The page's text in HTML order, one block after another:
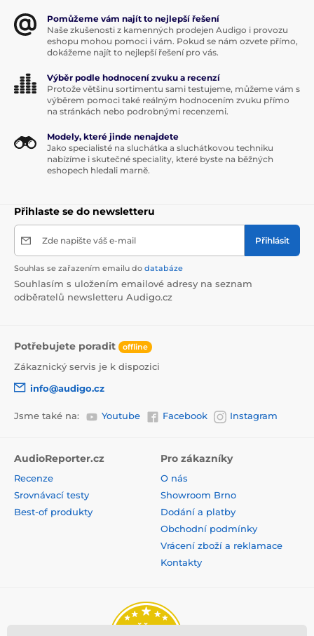
Pomůžeme vám najít to nejlepší řešení
Naše zkušenosti z kamenných prodejen Audigo i provozu
eshopu mohou pomoci i vám. Pokud se nám ozvete přímo,
dokážeme najít to nejlepší řešení pro vás.
Výběr podle hodnocení zvuku a recenzí
Protože většinu sortimentu sami testujeme, můžeme vám s
výběrem pomoci také reálným hodnocením zvuku přímo
na stránkách nebo podrobnými recenzemi.
Modely, které jinde nenajdete
Jako specialisté na sluchátka a sluchátkovou techniku
nabízíme i skutečné speciality, které byste na běžných
eshopech hledali marně.
Přihlaste se do newsletteru
Zde napište váš e-mail Přihlásit
Souhlas se zařazením emailu do databáze
Souhlasím s uložením emailové adresy na seznam
odběratelů newsletteru Audigo.cz
Potřebujete poradit offline
Zákaznický servis je k dispozici
info@audigo.cz
Jsme také na: Youtube Facebook Instagram
AudioReporter.cz
Recenze
Srovnávací testy
Best-of produkty
Pro zákazníky
O nás
Showroom Brno
Dodání a platby
Obchodní podmínky
Vrácení zboží a reklamace
Kontakty